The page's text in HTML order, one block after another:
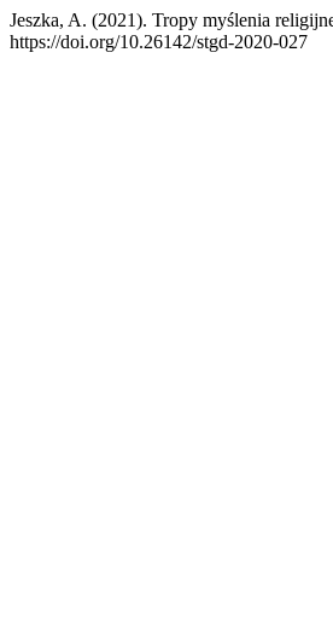
Jeszka, A. (2021). Tropy myślenia
https://doi.org/10.26142/stgd-2020-027